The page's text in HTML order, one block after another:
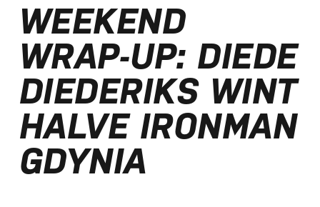
Selectie EK lange afstand Almere bekend
Kalenders T50 en T100 World Championship
Tour 2027 bekend
NTB ontvangt bijdrage van Nederlandse
Loterij​
ALLE NIEUWSBERICHTEN
WEEKEND
WRAP-UP: DIEDE
DIEDERIKS WINT
HALVE IRONMAN
GDYNIA